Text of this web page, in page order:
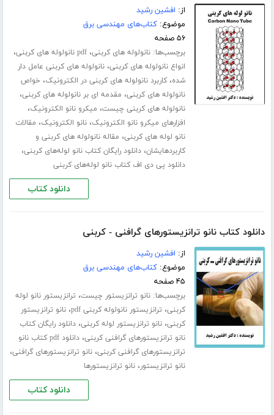
از: افشین رشید
موضوع:کتاب‌های مهندسی برق
۵۶ صفحه
برچسب‌ها:نانولوله های کربنی،pdf نانولوله های کربنی ،
انواع نانولوله های کربنی،نانولوله های کربنی عامل دار
شده،کاربرد نانولوله های کربنی در الکترونیک، خواص
نانولوله های کربنی، مقدمه ای بر نانولوله های کربنی،
نانولوله های کربنی چیست، میکرو نانو الکترونیک،
افزارهای میکرو نانو الکترونیک،نانو الکترونیک، مقالات
نانو لوله های کربنی، مقاله نانولوله های کربنی و
کاربردهایشان،دانلود رایگان کتاب نانو لوله‌های کربنی،
دانلود پی دی اف کتاب نانو لوله‌های کربنی
دانلود کتاب
دانلود کتاب نانو ترانزیستورهای گرافنی - کربنی
از: افشین رشید
موضوع:کتاب‌های مهندسی برق
۴۵ صفحه
برچسب‌ها:نانو ترانزیستور چیست، ترانزیستور نانو لوله
کربنی، ترانزیستور نانولوله کربنی pdf ،نانو ترانزیستور
کربنی،نانو ترانزیستور لوله کربنی،دانلود رایگان کتاب
نانو ترانزیستورهای گرافنی کربنی،
دانلود pdf کتاب نانو
ترانزیستورهای گرافنی کربنی،نانو ترانزیستورهای گرافنی،
نانو ترانزیستور،نانو ترانزیستورها
دانلود کتاب